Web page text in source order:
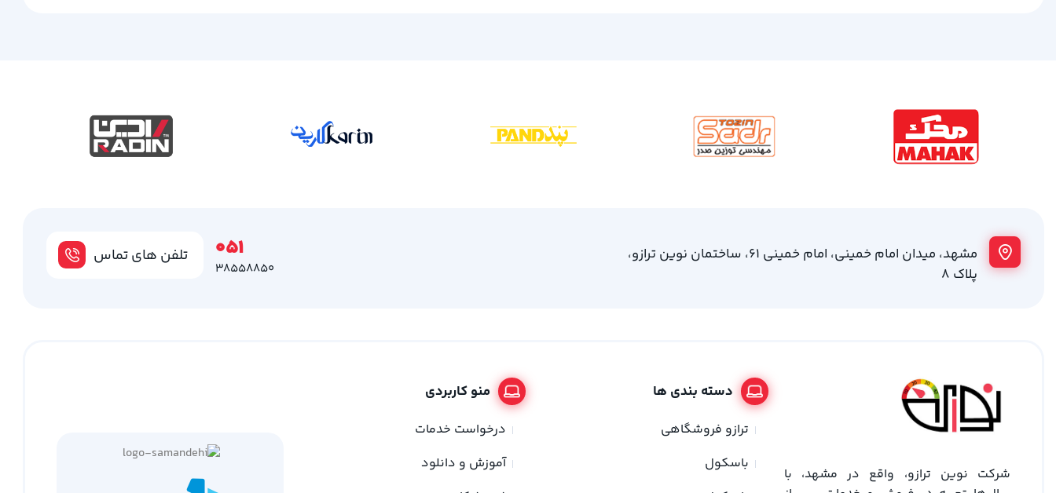
مشهد، میدان امام خمینی، امام خمینی 61، ساختمان نوین ترازو،
پلاک 8
تلفن های تماس 051
38558850
شرکت نوین ترازو، واقع در مشهد، با
دسته بندی ها
ترازو فروشگاهی
باسکول
منو کاربردی
درخواست خدمات
آموزش و دانلود